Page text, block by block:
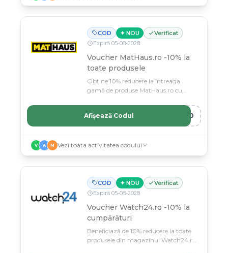
COD ✦ NOU
Verificat
Expiră 05-08-2028
Voucher MatHaus.ro -10% la
toate produsele
Obține 10% reducere la întreaga
gamă de produse MatHaus.ro cu
S10
Afișează Codul
V A M Vezi toata activitatea codului
COD ✦ NOU
Verificat
Expiră 05-08-2028
Voucher Watch24.ro -10% la
cumpărături
Beneficiază de 10% reducere la toate
produsele din magazinul Watch24.ro